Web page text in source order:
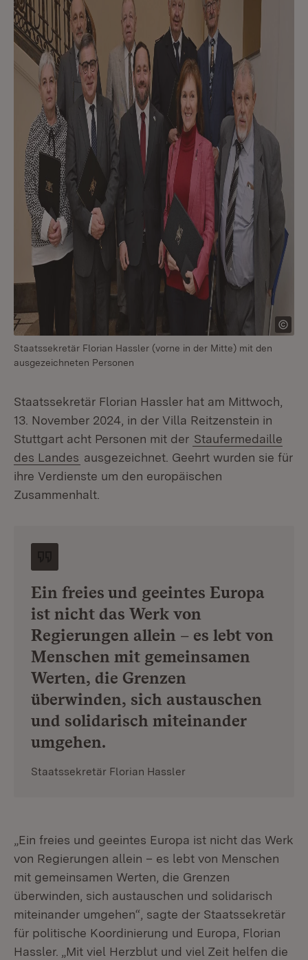
Staatssekretär Florian Hassler (vorne in der Mitte) mit den
ausgezeichneten Personen
Staatssekretär Florian Hassler hat am Mittwoch,
13. November 2024, in der Villa Reitzenstein in
Stuttgart acht Personen mit der Staufermedaille
des Landes ausgezeichnet. Geehrt wurden sie für
ihre Verdienste um den europäischen
Zusammenhalt.
Ein freies und geeintes Europa
ist nicht das Werk von
Regierungen allein – es lebt von
Menschen mit gemeinsamen
Werten, die Grenzen
überwinden, sich austauschen
und solidarisch miteinander
umgehen.
Staatssekretär Florian Hassler
„Ein freies und geeintes Europa ist nicht das Werk
von Regierungen allein – es lebt von Menschen
mit gemeinsamen Werten, die Grenzen
überwinden, sich austauschen und solidarisch
miteinander umgehen“, sagte der Staatssekretär
für politische Koordinierung und Europa, Florian
Hassler. „Mit viel Herzblut und viel Zeit helfen die